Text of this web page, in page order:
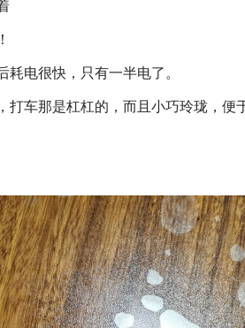
电很快，只有一半电了。
打车那是杠杠的，而且小巧玲珑，便